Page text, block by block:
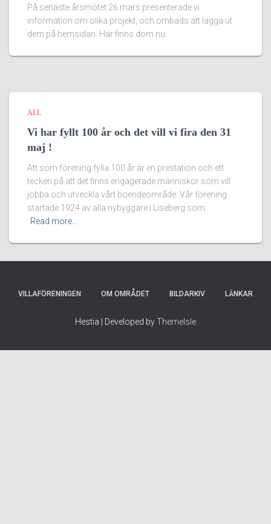
På senaste årsmötet 26 mars presenterade vi
information om olika projekt, och ombads att lägga ut
dem på hemsidan. Här finns dom nu.
ALL
Vi har fyllt 100 år och det vill vi fira den 31
maj !
Att som förening fylla 100 år är en prestation och ett
tecken på att det finns engagerade människor som vill
jobba och utveckla vårt boendeområde. Vår förening
startade 1924 av alla nybyggare i Liseberg som
Read more…
VILLAFÖRENINGEN OM OMRÅDET BILDARKIV LÄNKAR
Hestia | Developed byThemeIsle